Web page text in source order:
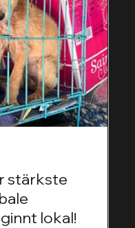
stärkste
lokal!